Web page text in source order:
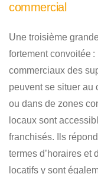
commercial
Une troisième
fortement convoitée
commerciaux des
peuvent se situer
ou dans de zones
locaux sont
franchisés. Ils
termes d’horaires et
locatifs y sont